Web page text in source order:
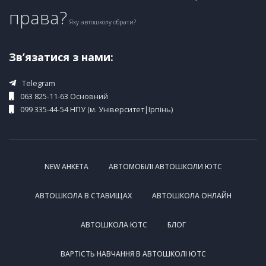
права? Яку автошколу обрати?
Зв’язатися з нами:
Telegram
063 825-11-63 Основний
099 335-44-54 НПУ (м. Університет|Ірпінь)
NEW АНКЕТА АВТОМОБІЛІ АВТОШКОЛИ ЮТС
АВТОШКОЛА В СТАВИЩАХ АВТОШКОЛА ОНЛАЙН
АВТОШКОЛА ЮТС БЛОГ
ВАРТІСТЬ НАВЧАННЯ В АВТОШКОЛІ ЮТС